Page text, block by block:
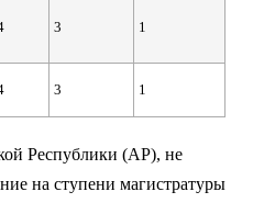
3 1
3 1
Республики (АР), не
на ступени магистратуры